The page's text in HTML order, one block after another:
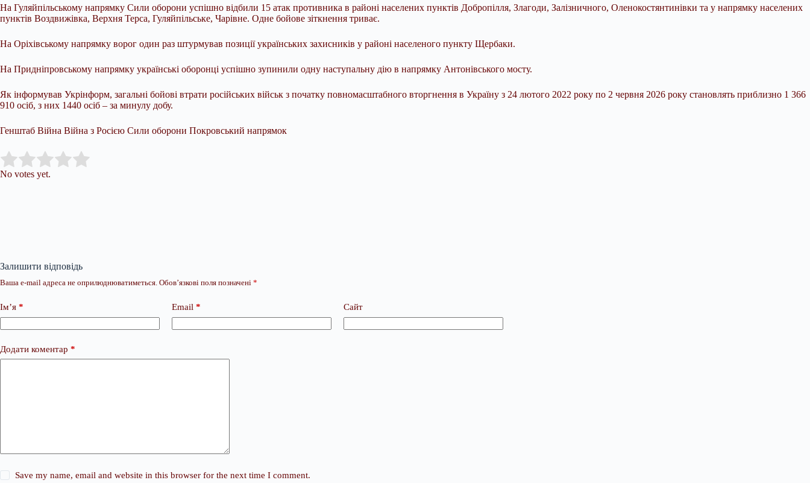
На Гуляйпільському напрямку Сили оборони успішно відбили 15 атак противника в районі населених пунктів Добропілля, Злагоди, Залізничного, Оленокостянтинівки та у напрямку населених
пунктів Воздвижівка, Верхня Терса, Гуляйпільське, Чарівне. Одне бойове зіткнення триває.
На Оріхівському напрямку ворог один раз штурмував позиції українських захисників у районі населеного пункту Щербаки.
На Придніпровському напрямку українські оборонці успішно зупинили одну наступальну дію в напрямку Антонівського мосту.
Як інформував Укрінформ, загальні бойові втрати російських військ з початку повномасштабного вторгнення в Україну з 24 лютого 2022 року по 2 червня 2026 року становлять приблизно 1 366
910 осіб, з них 1440 осіб – за минулу добу.
Генштаб Війна Війна з Росією Сили оборони Покровський напрямок
Rate this item:
No votes yet.
Залишити відповідь
Ваша e-mail адреса не оприлюднюватиметься. Обов’язкові поля позначені *
Ім’я * Email * Сайт
Додати коментар *
Save my name, email and website in this browser for the next time I comment.